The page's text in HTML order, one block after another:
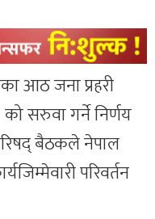
आठ जना प्रहरी
सरुवा गर्ने निर्णय
बैठकले नेपाल
परिवर्तन